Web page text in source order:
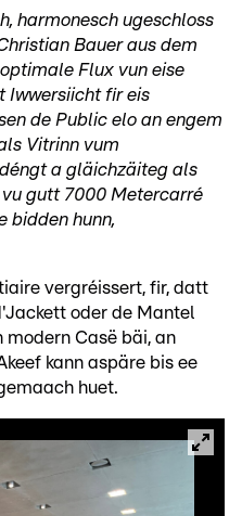
harmonesch ugeschloss
Bauer aus dem
Flux vun eise
Iwwersiicht fir eis
de Public elo an engem
Vitrinn vum
a gläichzäiteg als
gutt 7000 Metercarré
bidden hunn,
vergréissert, fir, datt
oder de Mantel
modern Casë bäi, an
kann aspäre bis ee
huet.